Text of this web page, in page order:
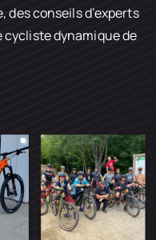
des conseils d’experts
dynamique de